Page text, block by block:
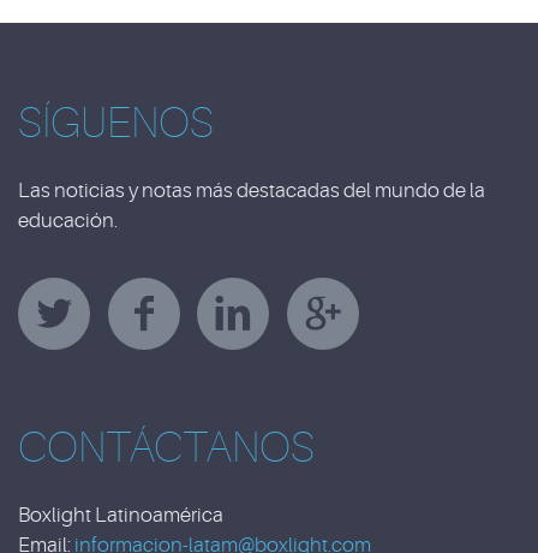
SÍGUENOS
Las noticias y notas más destacadas del mundo de la
educación.
CONTÁCTANOS
Boxlight Latinoamérica
Email: informacion-latam@boxlight.com